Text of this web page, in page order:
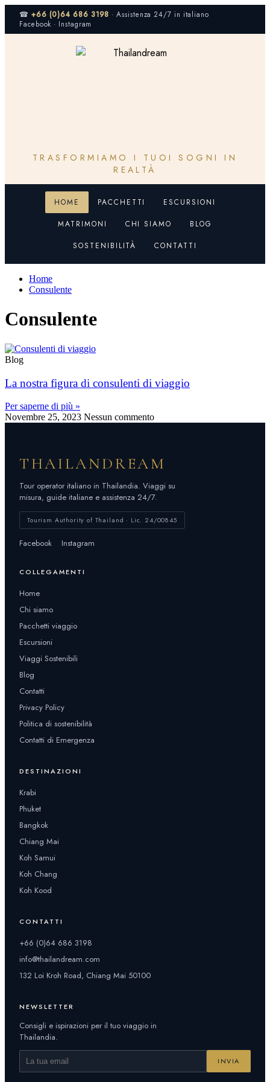
☎ +66 (0)64 686 3198 · Assistenza 24/7 in italiano
Facebook · Instagram
TRASFORMIAMO I TUOI SOGNI IN
REALTÀ
HOME PACCHETTI
ESCURSIONI
MATRIMONI
CHI SIAMO
BLOG
SOSTENIBILITÀ
CONTATTI
Home
Consulente
Consulente
Blog
La nostra figura di consulenti di viaggio
Per saperne di più »
Novembre 25, 2023 Nessun commento
THAILANDREAM
Tour operator italiano in Thailandia. Viaggi su
misura, guide italiane e assistenza 24/7.
Tourism Authority of Thailand · Lic. 24/00845
Facebook Instagram
COLLEGAMENTI
Home
Chi siamo
Pacchetti viaggio
Escursioni
Viaggi Sostenibili
Blog
Contatti
Privacy Policy
Politica di sostenibilità
Contatti di Emergenza
DESTINAZIONI
Krabi
Phuket
Bangkok
Chiang Mai
Koh Samui
Koh Chang
Koh Kood
CONTATTI
+66 (0)64 686 3198
info@thailandream.com
132 Loi Kroh Road, Chiang Mai 50100
NEWSLETTER
Consigli e ispirazioni per il tuo viaggio in
Thailandia.
INVIA